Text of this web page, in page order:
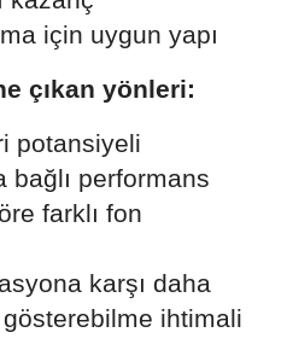
için uygun yapı
çıkan yönleri:
potansiyeli
bağlı performans
farklı fon
karşı daha
ihtimali